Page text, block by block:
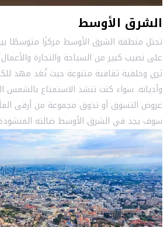
الشرق الأوسط
تحتل منطقة الشرق الأوسط مركزًا متوسطًا
على نصيب كبير من السياحة والتجارة والأعمال
ثري وخلفية ثقافية متنوعة حيث تُعَد مهد
وأديانه. سواء كنت تنشد الاستمتاع بالشمس
عروض التسوق أو تذوق مجموعة من أرقى
سوف يجد في الشرق الأوسط ضالته